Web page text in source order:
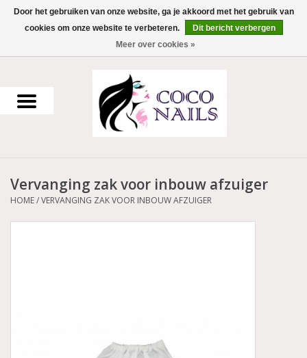
0 Artikelen - €0,00
Uv Gel
Acrylpoeder
Voorbereiding en finish
Vervanging zak voor inbouw afzuiger
HOME/VERVANGING ZAK VOOR INBOUW AFZUIGER
Door het gebruiken van onze website, ga je akkoord met het gebruik van
cookies om onze website te verbeteren.
Dit bericht verbergen
Meer over cookies »